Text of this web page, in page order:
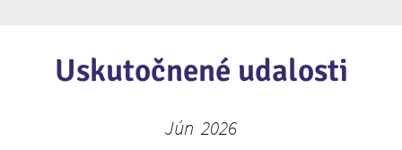
Uskutočnené udalosti
Jún 2026